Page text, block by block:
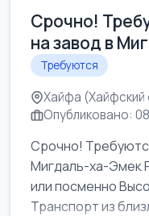
Срочно!
на завод в
Требуются
Хайфа (Хайфский
Опубликовано:
Срочно!
Мигдаль-ха-Эмек
или посменно
Транспорт из